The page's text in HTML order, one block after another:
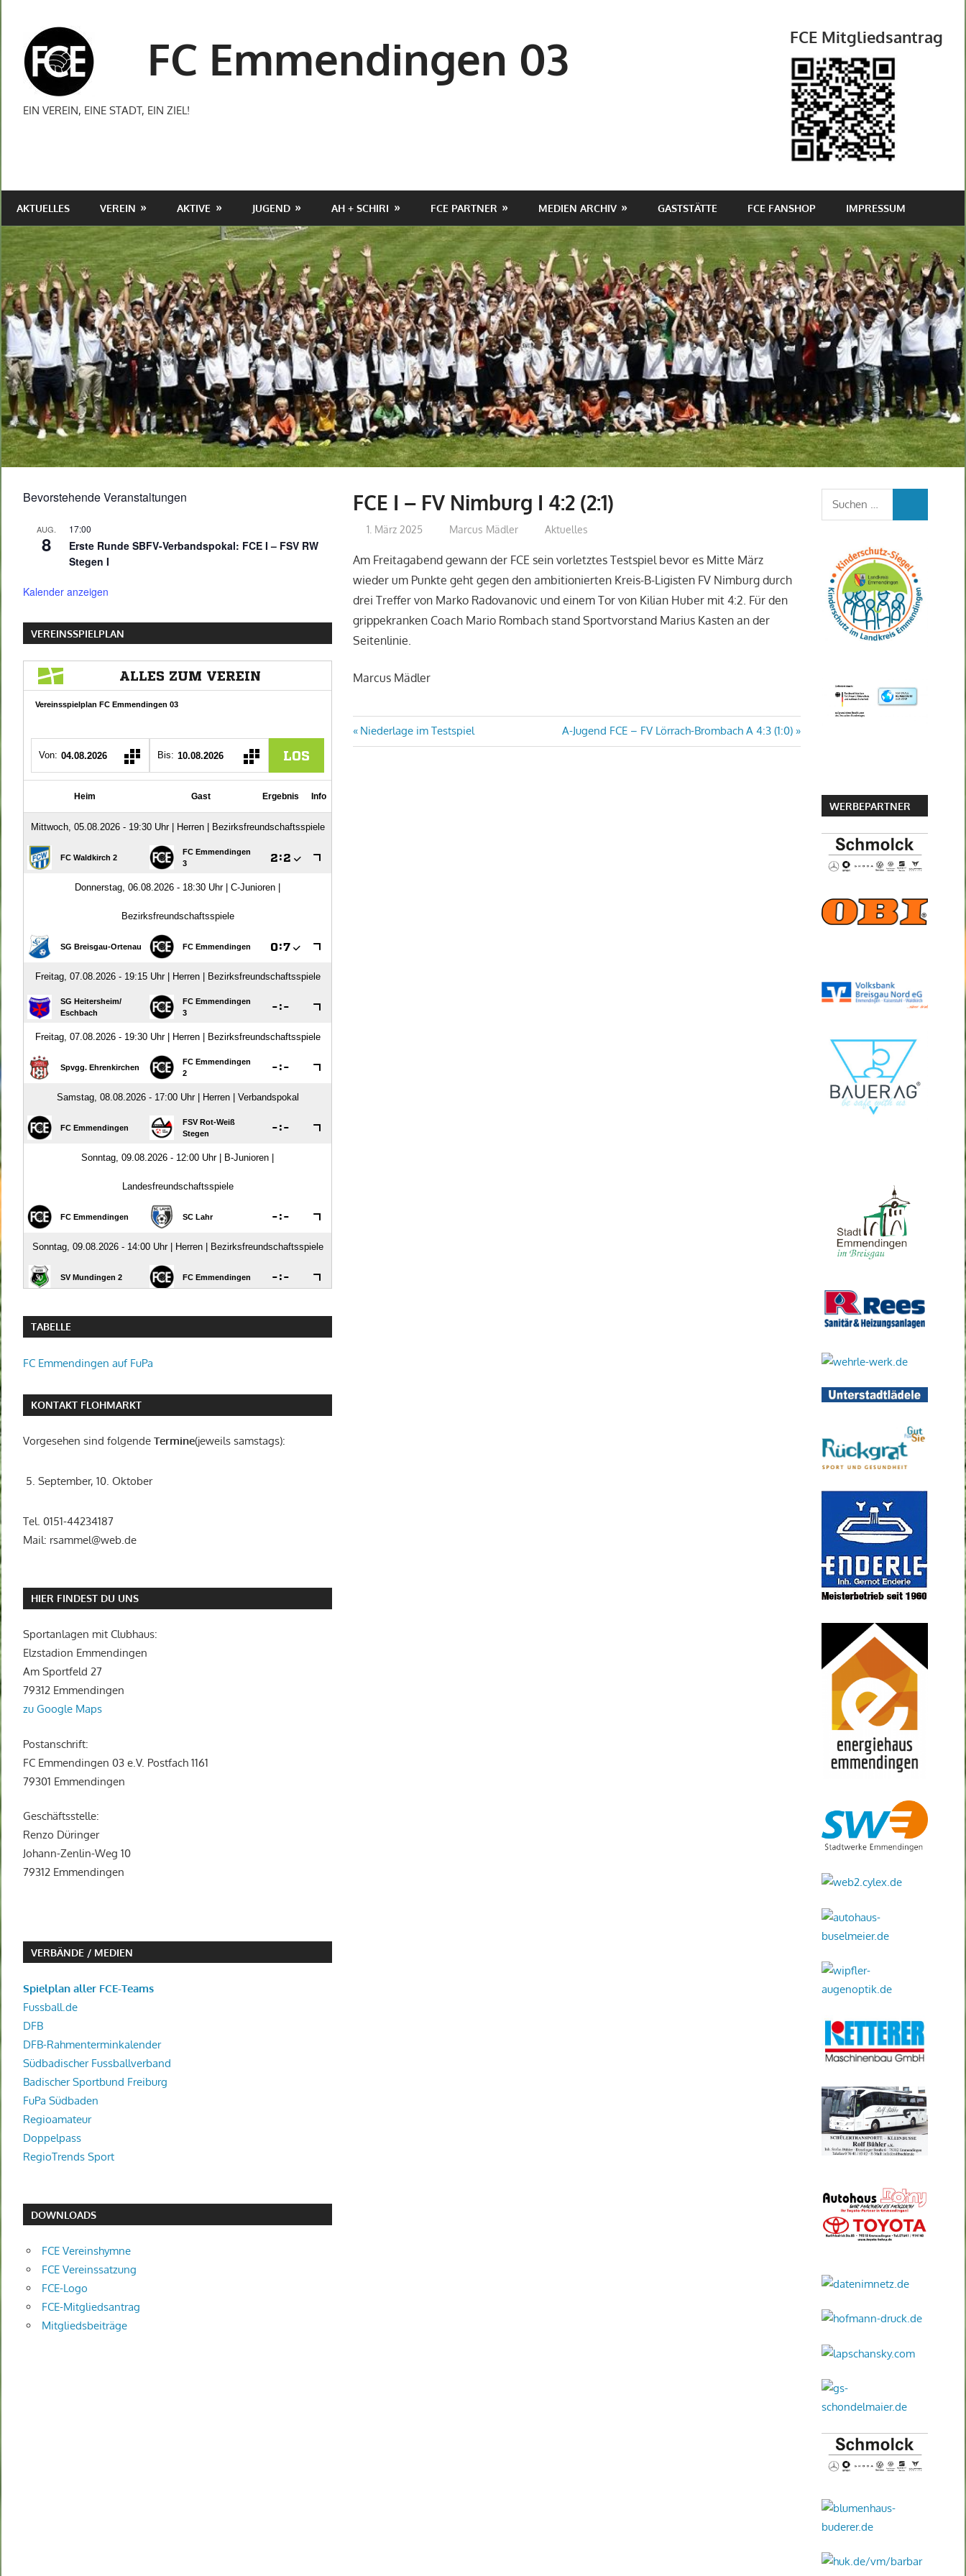
springen
FC Emmendingen 03
EIN VEREIN, EINE STADT, EIN ZIEL!
FCE Mitgliedsantrag
AKTUELLES VEREIN AKTIVE JUGEND AH + SCHIRI FCE PARTNER MEDIEN ARCHIV GASTSTÄTTE FCE FANSHOP IMPRESSUM
FCE I – FV Nimburg I 4:2 (2:1)
1. März 2025 Marcus Mädler Aktuelles
Am Freitagabend gewann der FCE sein vorletztes Testspiel bevor es Mitte März
wieder um Punkte geht gegen den ambitionierten Kreis-B-Ligisten FV Nimburg durch
drei Treffer von Marko Radovanovic und einem Tor von Kilian Huber mit 4:2. Für den
grippekranken Coach Mario Rombach stand Sportvorstand Marius Kasten an der
Seitenlinie.
Marcus Mädler
Beitragsnavigation
Vorheriger
Beitrag:
Niederlage im Testspiel
Nächster
Beitrag:
A-Jugend FCE – FV Lörrach-Brombach A 4:3 (1:0)
Bevorstehende Veranstaltungen
AUG.
8
17:00
Erste Runde SBFV-Verbandspokal: FCE I – FSV RW
Stegen I
Kalender anzeigen
VEREINSSPIELPLAN
TABELLE
FC Emmendingen auf FuPa
KONTAKT FLOHMARKT
Vorgesehen sind folgende Termine(jeweils samstags):
5. September, 10. Oktober
Tel. 0151-44234187
Mail: rsammel@web.de
HIER FINDEST DU UNS
Sportanlagen mit Clubhaus:
Elzstadion Emmendingen
Am Sportfeld 27
79312 Emmendingen
zu Google Maps
Postanschrift:
FC Emmendingen 03 e.V. Postfach 1161
79301 Emmendingen
Geschäftsstelle:
Renzo Düringer
Johann-Zenlin-Weg 10
79312 Emmendingen
VERBÄNDE / MEDIEN
Spielplan aller FCE-Teams
Fussball.de
DFB
DFB-Rahmenterminkalender
Südbadischer Fussballverband
Badischer Sportbund Freiburg
FuPa Südbaden
Regioamateur
Doppelpass
RegioTrends Sport
DOWNLOADS
FCE Vereinshymne
FCE Vereinssatzung
FCE-Logo
FCE-Mitgliedsantrag
Mitgliedsbeiträge
Suchen
WERBEPARTNER